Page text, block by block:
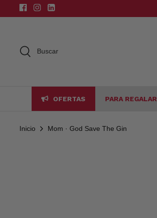
al
Buscar
OFERTAS PARA REGALAR
Inicio Mom · God Save The Gin